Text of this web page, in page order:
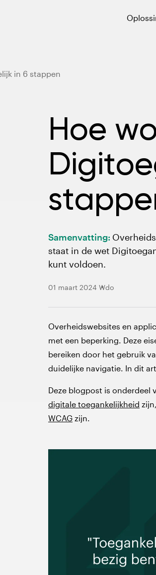
in 6 stappen
Hoe
Samenvatting:
staat in de wet
kunt voldoen.
01 maart 2024 Wdo
Overheidswebsites en
met een beperking. Deze
bereiken door het gebruik
duidelijke navigatie. In dit
Deze blogpost is onderdeel
digitale toegankelijkheid
WCAG zijn.